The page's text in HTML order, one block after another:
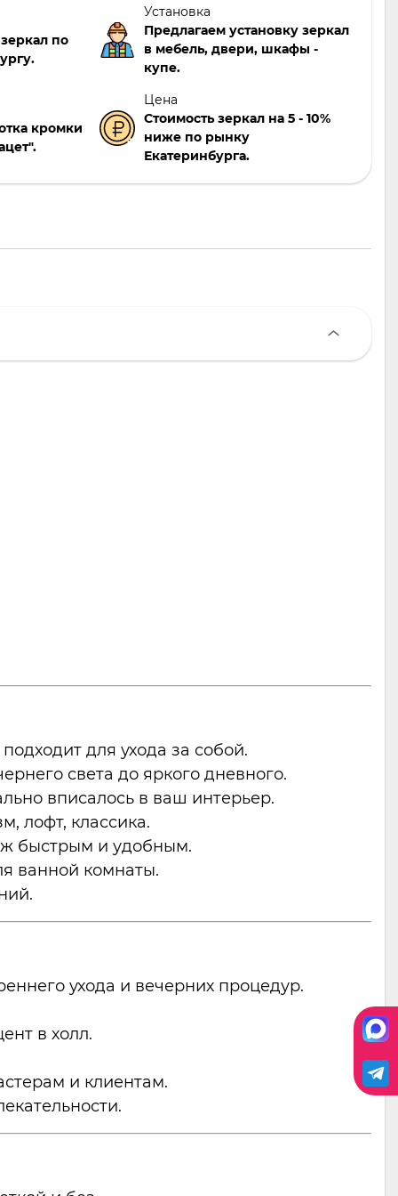
по
Установка
Предлагаем установку зеркал
в мебель, двери, шкафы -
купе.
кромки
Цена
Стоимость зеркал на 5 - 10%
ниже по рынку
Екатеринбурга.
для ухода за собой.
света до яркого дневного.
вписалось в ваш интерьер.
лофт, классика.
быстрым и удобным.
ванной комнаты.
ухода и вечерних процедур.
в холл.
и клиентам.